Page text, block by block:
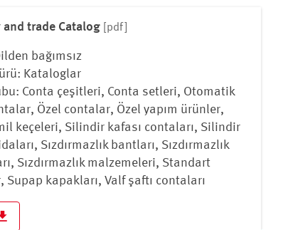
and trade Catalog [pdf]
bağımsız
Kataloglar
Conta çeşitleri, Conta setleri, Otomatik
Özel contalar, Özel yapım ürünler,
keçeleri, Silindir kafası contaları, Silindir
Sızdırmazlık bantları, Sızdırmazlık
Sızdırmazlık malzemeleri, Standart
Supap kapakları, Valf şaftı contaları